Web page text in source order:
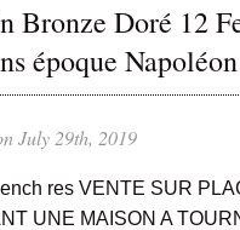
Bronze Doré 12
époque
July 29th, 2019
res VENTE SUR
UNE MAISON A